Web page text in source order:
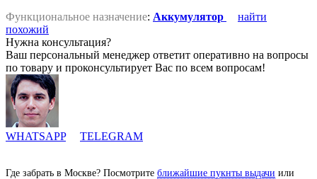
Функциональное назначение: Аккумулятор
найти
похожий
Нужна консультация?
Ваш персональный менеджер ответит оперативно на вопросы
по товару и проконсультирует Вас по всем вопросам!
WHATSAPP TELEGRAM
Где забрать в Москве? Посмотрите ближайшие пукнты выдачи или